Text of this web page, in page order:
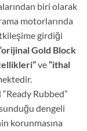
biri olarak
motorlarında
girdiği
Gold Block
ve“ithal
Rubbed”
dengeli
korunmasına